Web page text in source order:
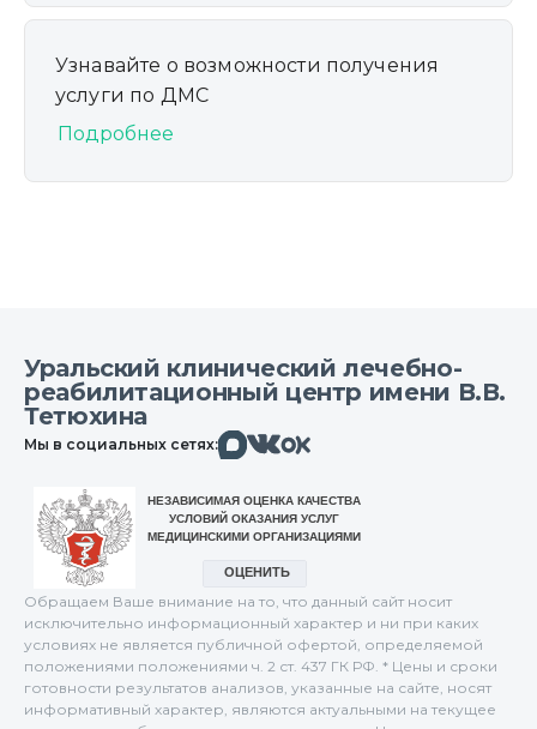
Узнавайте о возможности получения
услуги по ДМС
Подробнее
Уральский клинический лечебно-
реабилитационный центр имени В.В.
Тетюхина
Мы в социальных сетях:МаксВконтактеОдноклассники
Обращаем Ваше внимание на то, что данный сайт носит
исключительно информационный характер и ни при каких
условиях не является публичной офертой, определяемой
положениями положениями ч. 2 ст. 437 ГК РФ. * Цены и сроки
готовности результатов анализов, указанные на сайте, носят
информативный характер, являются актуальными на текущее